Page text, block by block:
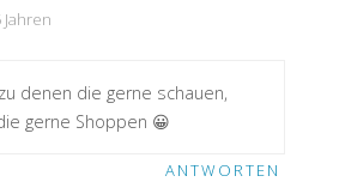
denen die gerne schauen,
gerne Shoppen 😀
ANTWORTEN